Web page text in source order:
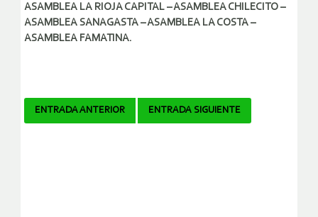
ASAMBLEA LA RIOJA CAPITAL – ASAMBLEA CHILECITO –
ASAMBLEA SANAGASTA – ASAMBLEA LA COSTA –
ASAMBLEA FAMATINA.
Navegador
ENTRADA ANTERIOR ENTRADA SIGUIENTE